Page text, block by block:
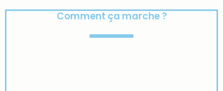
Comment ça marche ?